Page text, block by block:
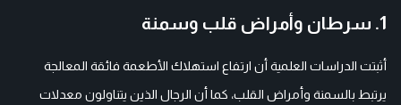
1. سرطان وأمراض قلب وسمنة
أثبتت الدراسات العلمية أن ارتفاع استهلاك الأطعمة فائقة المعالجة
يرتبط بالسمنة وأمراض القلب، كما أن الرجال الذين يتناولون معدلات